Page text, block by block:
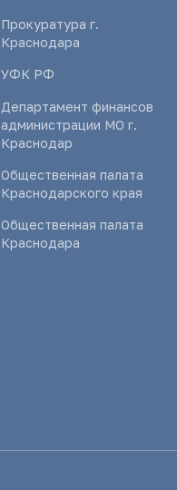
Прокуратура г.
Краснодара
УФК РФ
Департамент финансов
администрации МО г.
Краснодар
Общественная палата
Краснодарского края
Общественная палата
Краснодара